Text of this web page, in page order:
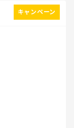
キャンペーン